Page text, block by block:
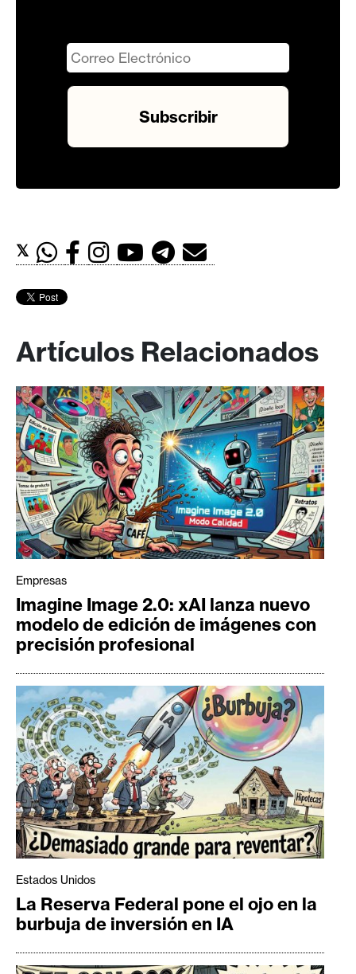
𝕏
Artículos Relacionados
Empresas
Imagine Image 2.0: xAI lanza nuevo
modelo de edición de imágenes con
precisión profesional
Estados Unidos
La Reserva Federal pone el ojo en la
burbuja de inversión en IA